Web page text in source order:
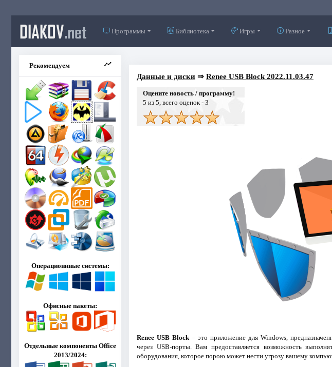
DIAKOV.net Программы Библиотека Игры Разное
Рекомендуем
Операционнные системы:
Офисные пакеты:
Отдельные компоненты Office
2013/2024:
Данные и диски⇒ Renee USB Block 2022.11.03.47
Оцените новость / программу!
5 из 5, всего оценок - 3
Renee USB Block– это приложение для Windows,
через USB-порты. Вам предоставляется возможность
оборудования, которое порою может нести угрозу вашему